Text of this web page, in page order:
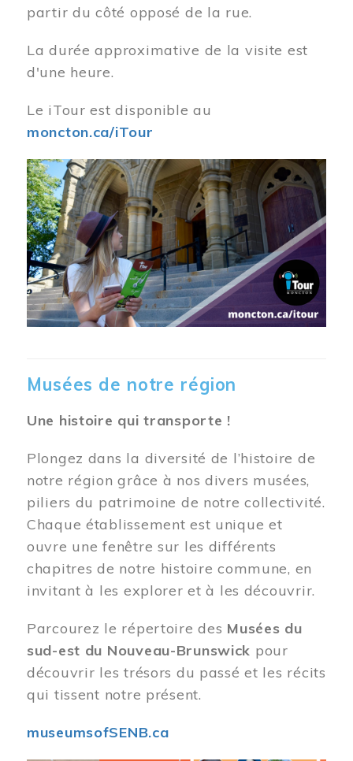
partir du côté opposé de la rue.
La durée approximative de la visite est
d'une heure.
Le iTour est disponible au
moncton.ca/iTour
Musées de notre région
Une histoire qui transporte !
Plongez dans la diversité de l’histoire de
notre région grâce à nos divers musées,
piliers du patrimoine de notre collectivité.
Chaque établissement est unique et
ouvre une fenêtre sur les différents
chapitres de notre histoire commune, en
invitant à les explorer et à les découvrir.
Parcourez le répertoire des Musées du
sud-est du Nouveau-Brunswick pour
découvrir les trésors du passé et les récits
qui tissent notre présent.
museumsofSENB.ca